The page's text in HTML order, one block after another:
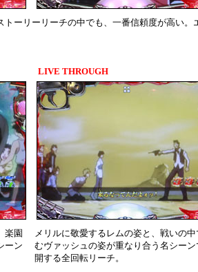
ーリーリーチの中でも、一番信頼度が高い
LIVE THROUGH
楽園
ーン
メリルに敬愛するレムの姿と、戦いの中
むヴァッシュの姿が重なり合う名シーン
開する全回転リーチ。